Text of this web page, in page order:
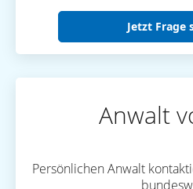
Jetzt Frage
Anwalt
Persönlichen Anwalt